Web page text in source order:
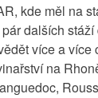
kde měl na
dalších stáží
více a více
na